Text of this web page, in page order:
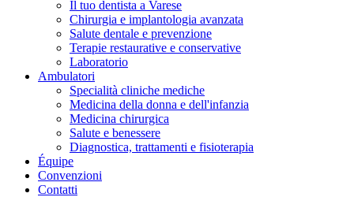
Il tuo dentista a Varese
Chirurgia e implantologia avanzata
Salute dentale e prevenzione
Terapie restaurative e conservative
Laboratorio
Ambulatori
Specialità cliniche mediche
Medicina della donna e dell'infanzia
Medicina chirurgica
Salute e benessere
Diagnostica, trattamenti e fisioterapia
Équipe
Convenzioni
Contatti